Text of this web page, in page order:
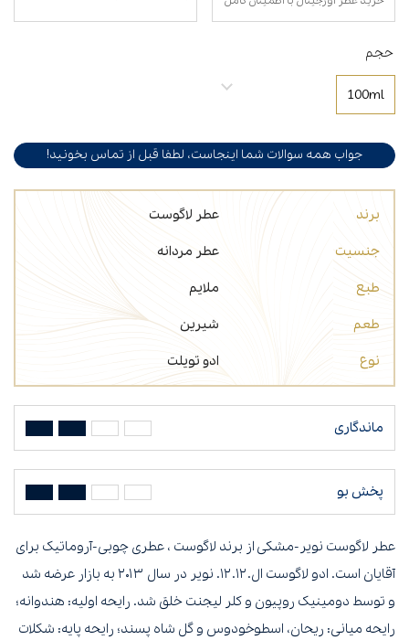
حجم
100ml
جواب همه سوالات شما اینجاست، لطفا قبل از تماس بخونید!
برند
عطر لاگوست
جنسیت
عطر مردانه
طبع
ملایم
طعم
شیرین
نوع
ادو تویلت
ماندگاری
پخش بو
عطر لاگوست نویر-مشکی از برند لاگوست ، عطری چوبی-آروماتیک برای
آقایان است. ادو لاگوست ال.۱۲.۱۲. نویر در سال ۲۰۱۳ به بازار عرضه شد
و توسط دومینیک روپیون و کلر لیجنت خلق شد. رایحه اولیه: هندوانه؛
رایحه میانی: ریحان، اسطوخودوس و گل شاه پسند؛ رایحه پایه: شکلات